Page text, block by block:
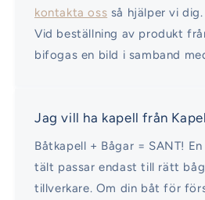
kontakta oss så hjälper vi dig.
Vid beställning av produkt
bifogas en bild i samband
Jag vill ha kapell från
Båtkapell + Bågar = SANT!
tält passar endast till rätt
tillverkare. Om din båt för